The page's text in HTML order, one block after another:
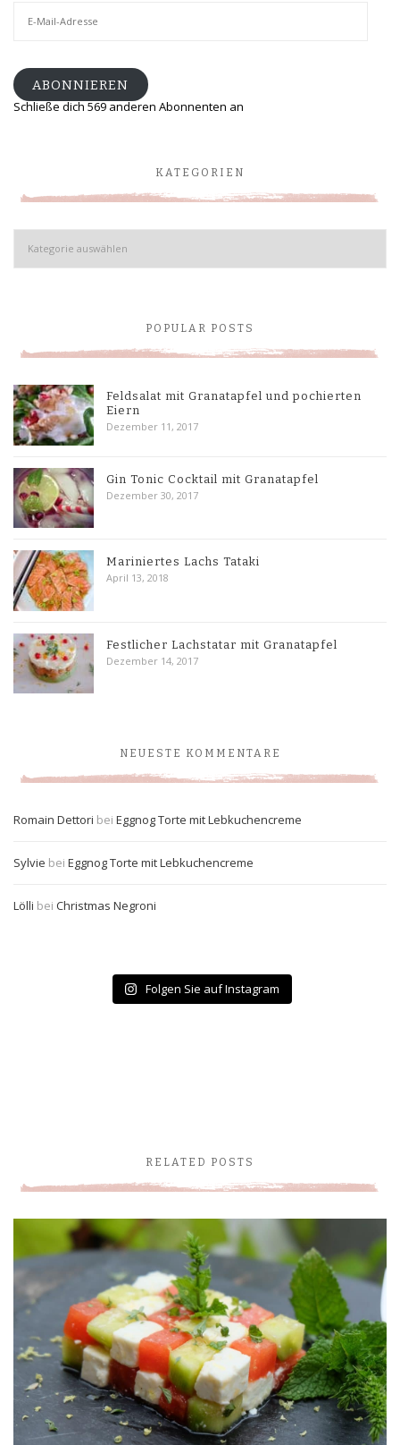
ABONNIEREN
Schließe dich 569 anderen Abonnenten an
KATEGORIEN
Kategorien
POPULAR POSTS
Feldsalat mit Granatapfel und pochierten
Eiern
Dezember 11, 2017
Gin Tonic Cocktail mit Granatapfel
Dezember 30, 2017
Mariniertes Lachs Tataki
April 13, 2018
Festlicher Lachstatar mit Granatapfel
Dezember 14, 2017
NEUESTE KOMMENTARE
Romain Dettori bei Eggnog Torte mit Lebkuchencreme
Sylvie bei Eggnog Torte mit Lebkuchencreme
Lölli bei Christmas Negroni
Folgen Sie auf Instagram
RELATED POSTS